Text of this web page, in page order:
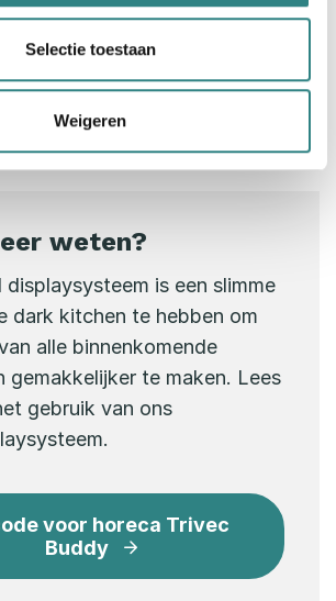
Selectie toestaan
Weigeren
advertenties tot lokale media. Je
laten werken. Je klanten
immers om het eten en
kun je ze beter verleiden dan met
weten?
displaysysteem is een slimme
dark kitchen te hebben om
alle binnenkomende
gemakkelijker te maken. Lees
gebruik van ons
voor horeca Trivec
Buddy